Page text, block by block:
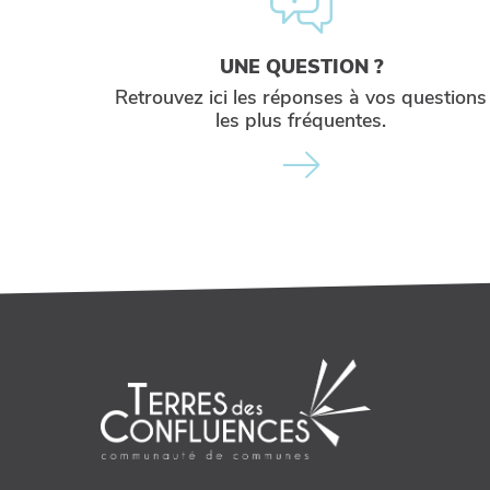
UNE QUESTION ?
Retrouvez ici les réponses à vos questions
les plus fréquentes.